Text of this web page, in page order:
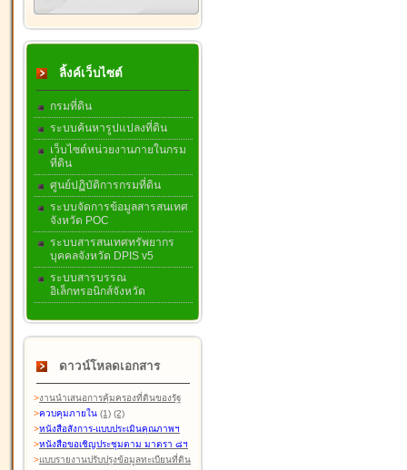
ลิ้งค์เว็บไซต์
กรมที่ดิน
ระบบค้นหารูปแปลงที่ดิน
เว็บไซต์หน่วยงานภายในกรม
ที่ดิน
ศูนย์ปฏิบัติการกรมที่ดิน
ระบบจัดการข้อมูลสารสนเทศ
จังหวัด POC
ระบบสารสนเทศทรัพยากร
บุคคลจังหวัด DPIS v5
ระบบสารบรรณ
อิเล็กทรอนิกส์จังหวัด
ดาวน์โหลดเอกสาร
>งานนำเสนอการคุ้มครองที่ดินของรัฐ
>ควบคุมภายใน (1) (2)
>หนังสือสังการ-แบบประเมินคุณภาพฯ
>หนังสือขอเชิญประชุมตาม มาตรา ๘ฯ
>แบบรายงานปรับปรุงข้อมูลทะเบียนที่ดิน